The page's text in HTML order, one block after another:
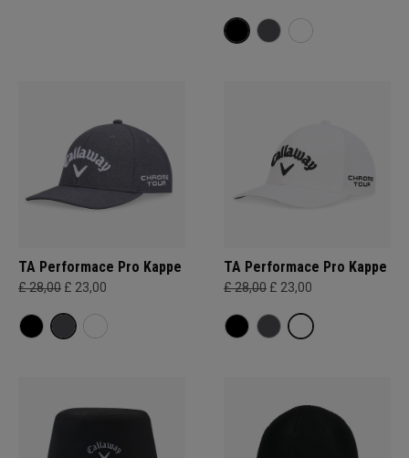
TA Performace Pro Kappe
£ 28,00 £ 23,00
TA Performace Pro Kappe
£ 28,00 £ 23,00